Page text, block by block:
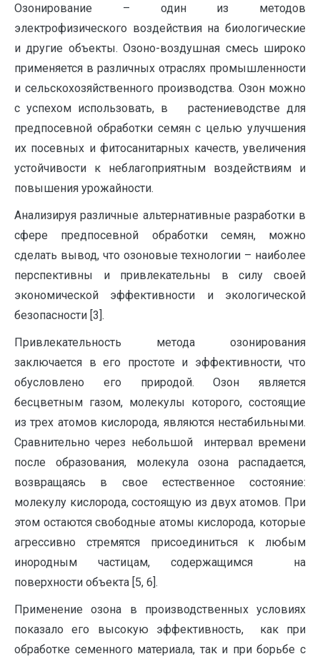
Озонирование – один из методов
электрофизического воздействия на биологические
и другие объекты. Озоно-воздушная смесь широко
применяется в различных отраслях промышленности
и сельскохозяйственного производства. Озон можно
с успехом использовать, в растениеводстве для
предпосевной обработки семян с целью улучшения
их посевных и фитосанитарных качеств, увеличения
устойчивости к неблагоприятным воздействиям и
повышения урожайности.
Анализируя различные альтернативные разработки в
сфере предпосевной обработки семян, можно
сделать вывод, что озоновые технологии – наиболее
перспективны и привлекательны в силу своей
экономической эффективности и экологической
безопасности [3].
Привлекательность метода озонирования
заключается в его простоте и эффективности, что
обусловлено его природой. Озон является
бесцветным газом, молекулы которого, состоящие
из трех атомов кислорода, являются нестабильными.
Сравнительно через небольшой интервал времени
после образования, молекула озона распадается,
возвращаясь в свое естественное состояние:
молекулу кислорода, состоящую из двух атомов. При
этом остаются свободные атомы кислорода, которые
агрессивно стремятся присоединиться к любым
инородным частицам, содержащимся на
поверхности объекта [5, 6].
Применение озона в производственных условиях
показало его высокую эффективность, как при
обработке семенного материала, так и при борьбе с